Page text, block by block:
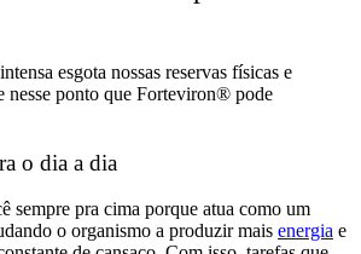
esgota nossas reservas físicas e
nesse ponto que Forteviron® pode
o dia a dia
sempre pra cima porque atua como um
o organismo a produzir mais energia e